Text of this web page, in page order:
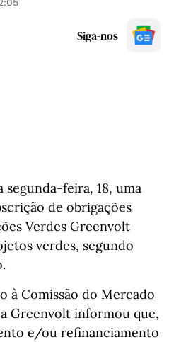
Siga-nos
feira, 18, uma
de obrigações
Verdes Greenvolt
verdes, segundo
à Comissão do Mercado
Greenvolt informou que,
e/ou refinanciamento